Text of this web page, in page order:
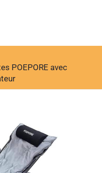
POEPORE avec